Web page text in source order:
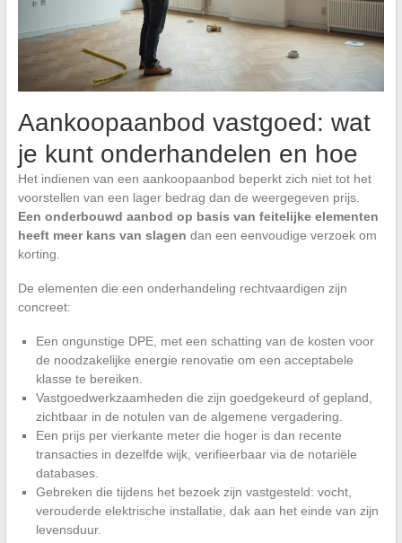
Aankoopaanbod vastgoed: wat
je kunt onderhandelen en hoe
Het indienen van een aankoopaanbod beperkt zich niet tot het
voorstellen van een lager bedrag dan de weergegeven prijs.
Een onderbouwd aanbod op basis van feitelijke elementen
heeft meer kans van slagen dan een eenvoudige verzoek om
korting.
De elementen die een onderhandeling rechtvaardigen zijn
concreet:
Een ongunstige DPE, met een schatting van de kosten voor
de noodzakelijke energie renovatie om een acceptabele
klasse te bereiken.
Vastgoedwerkzaamheden die zijn goedgekeurd of gepland,
zichtbaar in de notulen van de algemene vergadering.
Een prijs per vierkante meter die hoger is dan recente
transacties in dezelfde wijk, verifieerbaar via de notariële
databases.
Gebreken die tijdens het bezoek zijn vastgesteld: vocht,
verouderde elektrische installatie, dak aan het einde van zijn
levensduur.